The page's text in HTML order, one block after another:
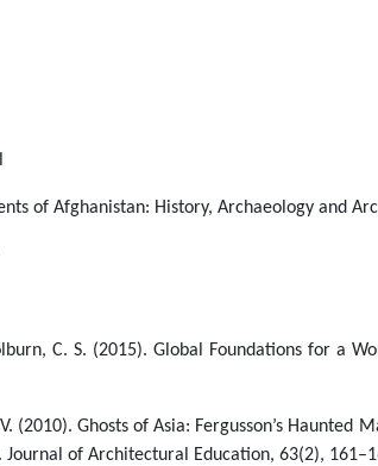
of Afghanistan: History, Archaeology and
C. S. (2015). Global Foundations for a
(2010). Ghosts of Asia: Fergusson’s
Journal of Architectural Education, 63(2),